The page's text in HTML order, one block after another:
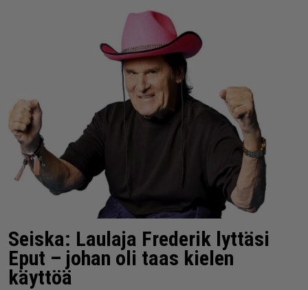
Seiska: Laulaja Frederik lyttäsi
Eput – johan oli taas kielen
käyttöä